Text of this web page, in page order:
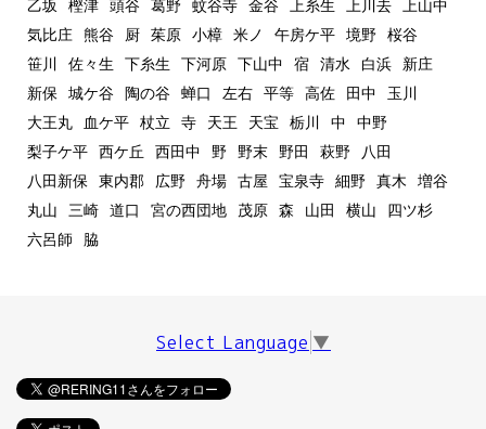
乙坂
樫津 頭谷 葛野 蚊谷寺 金谷 上糸生 上川去
上山中
気比庄
熊谷 厨 茱原 小樟 米ノ 午房ケ平 境野
桜谷
笹川
佐々生 下糸生 下河原 下山中 宿 清水 白浜
新庄
新保
城ケ谷 陶の谷 蝉口 左右 平等 高佐 田中
玉川
大王丸
血ケ平 杖立 寺 天王 天宝 栃川 中
中野
梨子ケ平
西ケ丘 西田中 野 野末 野田 萩野
八田
八田新保
東内郡 広野 舟場 古屋 宝泉寺 細野 真木
増谷
丸山
三崎 道口 宮の西団地 茂原 森 山田 横山
四ツ杉
六呂師
脇
Select Language ▼